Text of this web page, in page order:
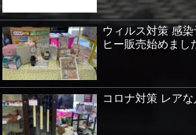
ウィルス対策 感
ヒー販売始めまし
コロナ対策 レア